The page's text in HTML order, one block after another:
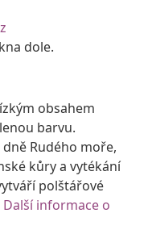
dole.
obsahem
barvu.
Rudého moře,
kůry a vytékání
polštářové
Další informace o